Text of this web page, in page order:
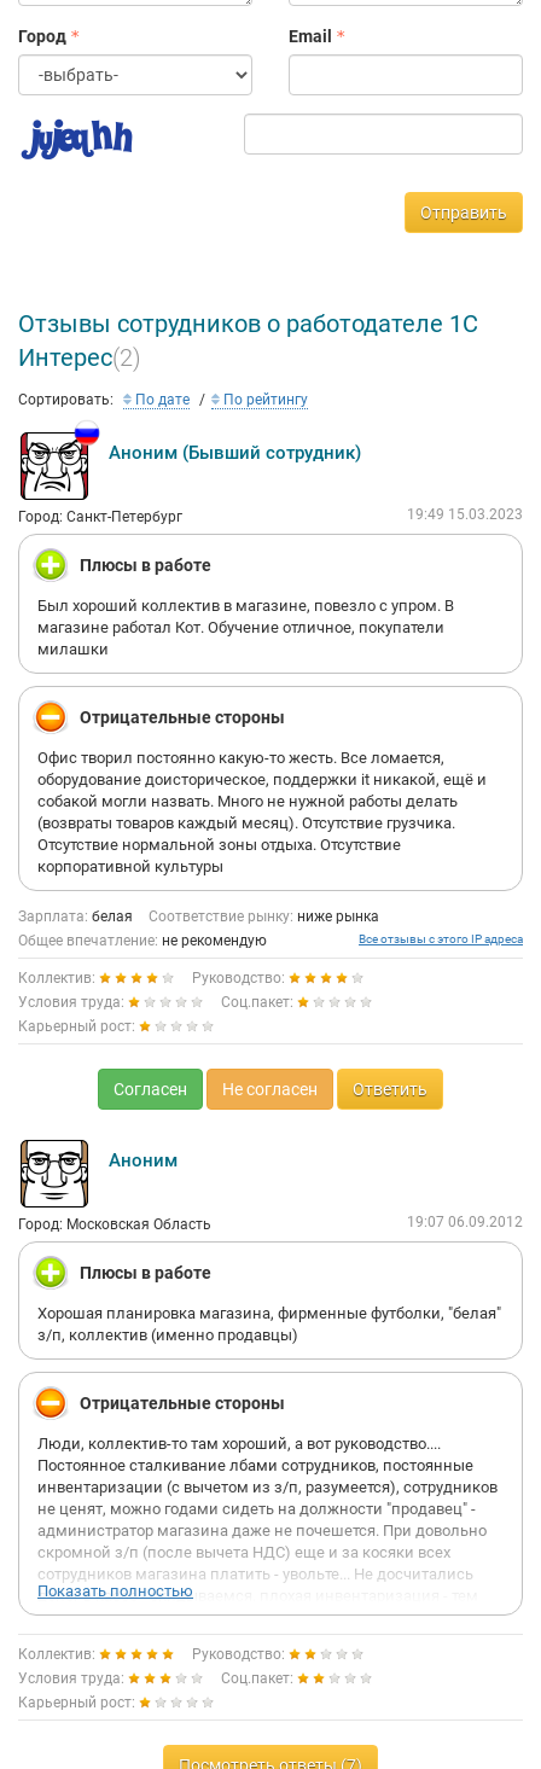
Город Email
Отправить
Отзывы сотрудников о работодателе 1С
Интерес(2)
Сортировать: По дате По рейтингу
Аноним (Бывший сотрудник)
Город: Санкт-Петербург 19:49 15.03.2023
Плюсы в работе
Был хороший коллектив в магазине, повезло с упром. В
магазине работал Кот. Обучение отличное, покупатели
милашки
Отрицательные стороны
Офис творил постоянно какую-то жесть. Все ломается,
оборудование доисторическое, поддержки it никакой, ещё и
собакой могли назвать. Много не нужной работы делать
(возвраты товаров каждый месяц). Отсутствие грузчика.
Отсутствие нормальной зоны отдыха. Отсутствие
корпоративной культуры
Зарплата: белая Соответствие рынку: ниже рынка
Общее впечатление: не рекомендую Все отзывы с этого IP адреса
Коллектив:
Руководство:
Условия труда:
Соц.пакет:
Карьерный рост:
Согласен Не согласен Ответить
Аноним
Город: Московская Область 19:07 06.09.2012
Плюсы в работе
Хорошая планировка магазина, фирменные футболки, "белая"
з/п, коллектив (именно продавцы)
Отрицательные стороны
Люди, коллектив-то там хороший, а вот руководство....
Постоянное сталкивание лбами сотрудников, постоянные
инвентаризации (с вычетом из з/п, разумеется), сотрудников
не ценят, можно годами сидеть на должности "продавец" -
администратор магазина даже не почешется. При довольно
скромной з/п (после вычета НДС) еще и за косяки всех
сотрудников магазина платить - увольте... Не досчитались
денег в кассе - скидываемся, плохая инвентаризация - тем
более скидываемся! Планы продаж выставляют довольно
высокие, не выполнили - держите маленькую премию (ах да,
за вычетом тех же 13% и штрафов за инвентаризацию).
Ничего плохого про московские магазины не скажу, но вот по
области лучше даже не суйтесь, особенно в Чехове.
Отношение админши именно в этом славном городе к
подчиненным такое: не целуете меня в *опу - быть вам
Показать полностью
Коллектив:
Руководство:
Условия труда:
Соц.пакет:
Карьерный рост: